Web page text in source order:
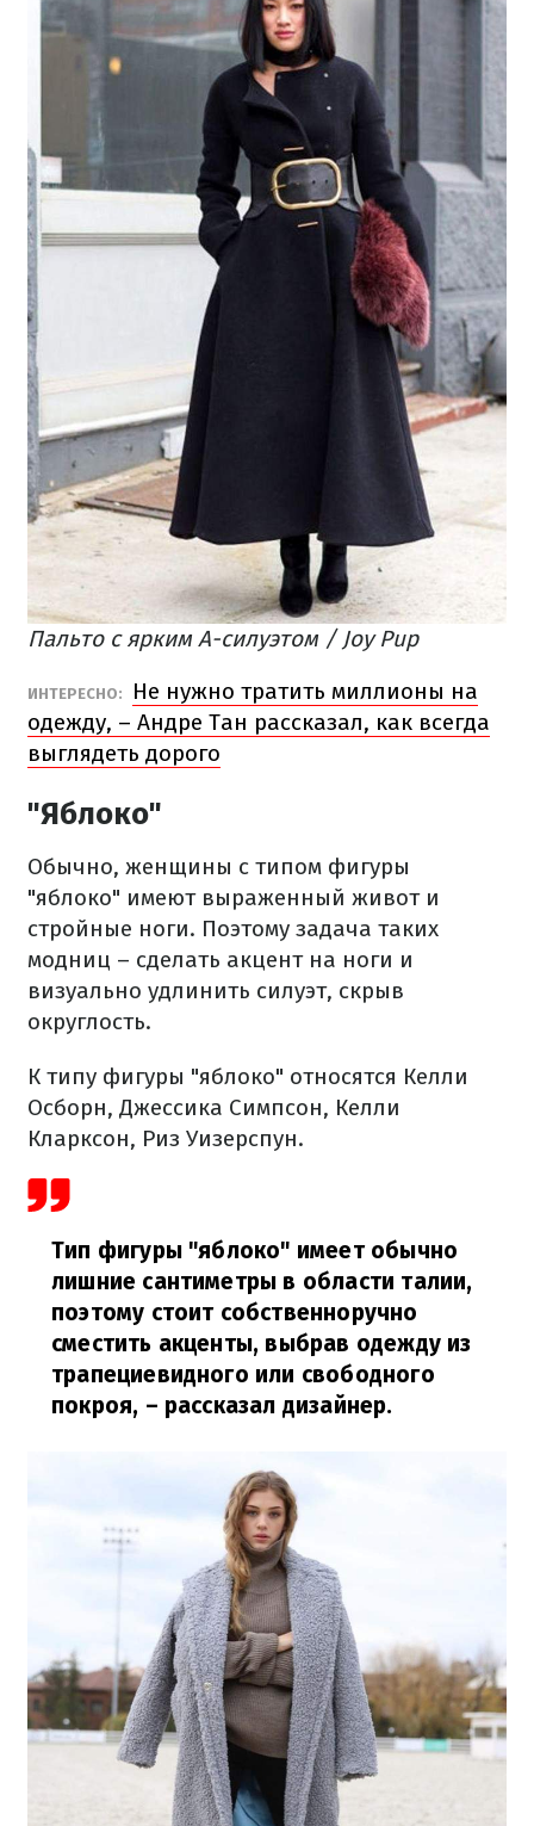
Пальто с ярким А-силуэтом / Joy Pup
​ИНТЕРЕСНО:
Не нужно тратить миллионы на
одежду, – Андре Тан рассказал, как всегда
выглядеть дорого
"Яблоко"
Обычно, женщины с типом фигуры
"яблоко" имеют выраженный живот и
стройные ноги. Поэтому задача таких
модниц – сделать акцент на ноги и
визуально удлинить силуэт, скрыв
округлость.
К типу фигуры "яблоко" относятся Келли
Осборн, Джессика Симпсон, Келли
Кларксон, Риз Уизерспун.
Тип фигуры "яблоко" имеет обычно
лишние сантиметры в области талии,
поэтому стоит собственноручно
сместить акценты, выбрав одежду из
трапециевидного или свободного
покроя, – рассказал дизайнер.